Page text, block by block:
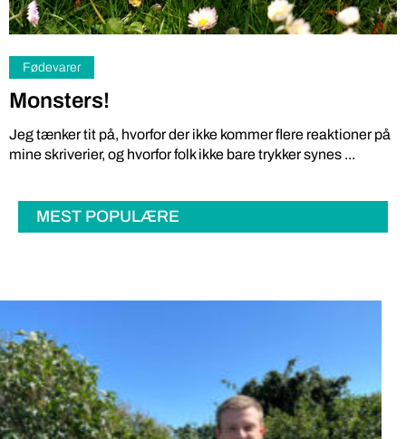
Fødevarer
Monsters!
Jeg tænker tit på, hvorfor der ikke kommer flere reaktioner på
mine skriverier, og hvorfor folk ikke bare trykker synes ...
MEST POPULÆRE